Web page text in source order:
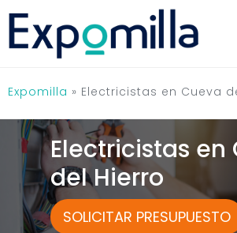
Saltar
contenido
Expomilla » Electricistas en Cueva
Electricistas en
del Hierro
SOLICITAR PRESUPUESTO